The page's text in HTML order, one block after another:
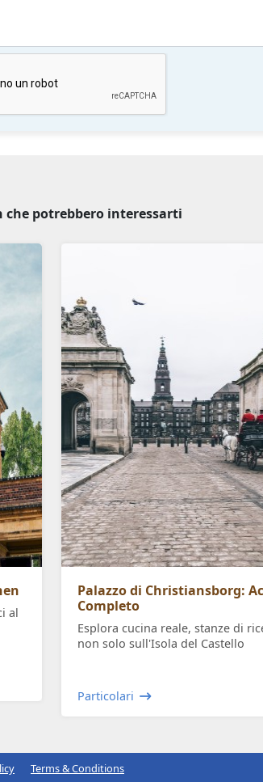
potrebbero interessarti
al
Palazzo di Christiansborg:
Completo
Esplora cucina reale, stanze di
non solo sull'Isola del Castello
Particolari
Terms & Conditions